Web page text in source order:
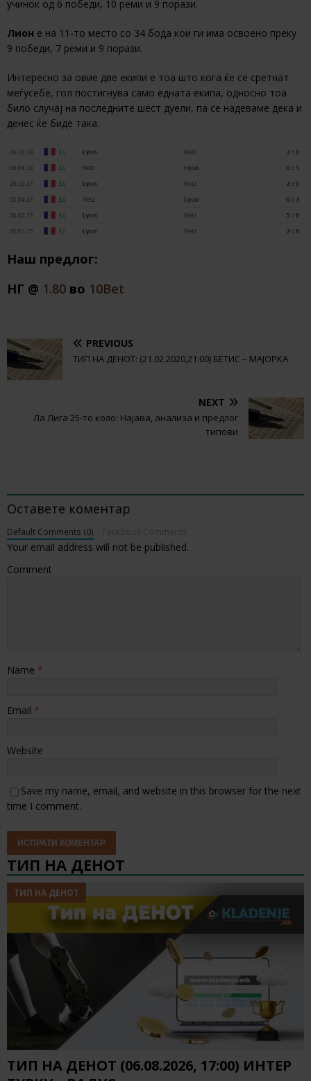
учинок од 6 победи, 10 реми и 9 порази.
Лион е на 11-то место со 34 бода кои ги има освоено преку
9 победи, 7 реми и 9 порази.
Интересно за овие две екипи е тоа што кога ќе се сретнат
меѓусебе, гол постигнува само едната екипа, односно тоа
било случај на последните шест дуели, па се надеваме дека и
денес ќе биде така.
Наш предлог:
НГ @ 1.80 во 10Bet
PREVIOUS
ТИП НА ДЕНОТ: (21.02.2020,21:00) БЕТИС – МАЈОРКА
NEXT
Ла Лига 25-то коло: Најава, анализа и предлог
типови
Оставете коментар
Default Comments (0)
Your email address will not be published.
Comment
Name *
Email *
Website
Save my name, email, and website in this browser for the next
time I comment.
ТИП НА ДЕНОТ
ТИП НА ДЕНОТ
ТИП НА ДЕНОТ (06.08.2026, 17:00) ИНТЕР